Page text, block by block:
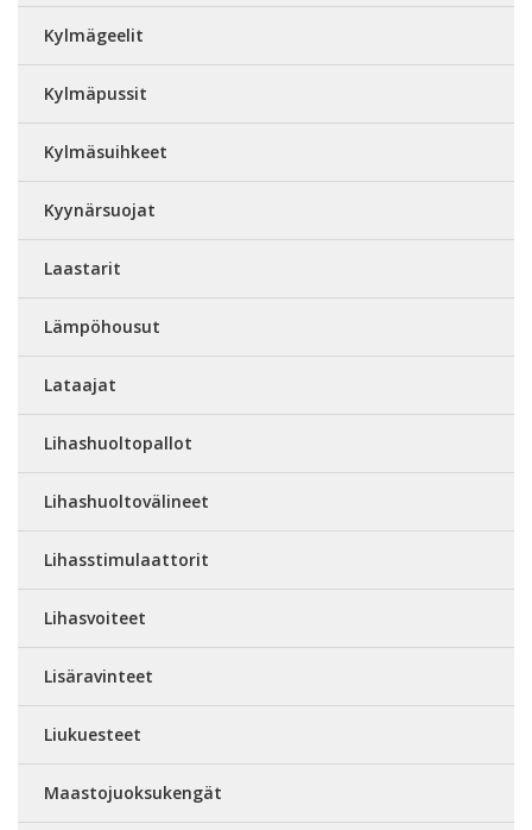
Kylmägeelit
Kylmäpussit
Kylmäsuihkeet
Kyynärsuojat
Laastarit
Lämpöhousut
Lataajat
Lihashuoltopallot
Lihashuoltovälineet
Lihasstimulaattorit
Lihasvoiteet
Lisäravinteet
Liukuesteet
Maastojuoksukengät